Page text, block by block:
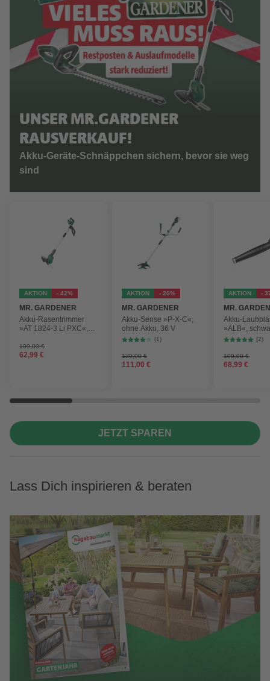
UNSER MR.GARDENER
RAUSVERKAUF!
Akku-Geräte-Schnäppchen sichern, bevor sie weg
sind
AKTION - 42%
MR. GARDENER
Akku-Rasentrimmer
»AT 1824-3 Li PXC«,
109,00 €
62,99 €
AKTION - 20%
MR. GARDENER
Akku-Sense »P-X-C«,
ohne Akku, 36 V
(1)
139,00 €
111,00 €
AKTION -
MR.
Akku-
»ALB«,
max.
210 km/h
(2)
109,00 €
68,99 €
JETZT SPAREN
Lass Dich inspirieren & beraten